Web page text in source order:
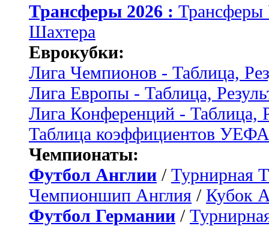
Трансферы 2026 :
Шахтера
Еврокубки:
Лига Чемпионов - Таблица,
Лига Европы - Таблица,
Лига Конференций - Таблица,
Таблица коэффициентов УЕФА
Чемпионаты:
Футбол Англии / Турнирная
Чемпионшип Англия / Кубок
Футбол Германии /